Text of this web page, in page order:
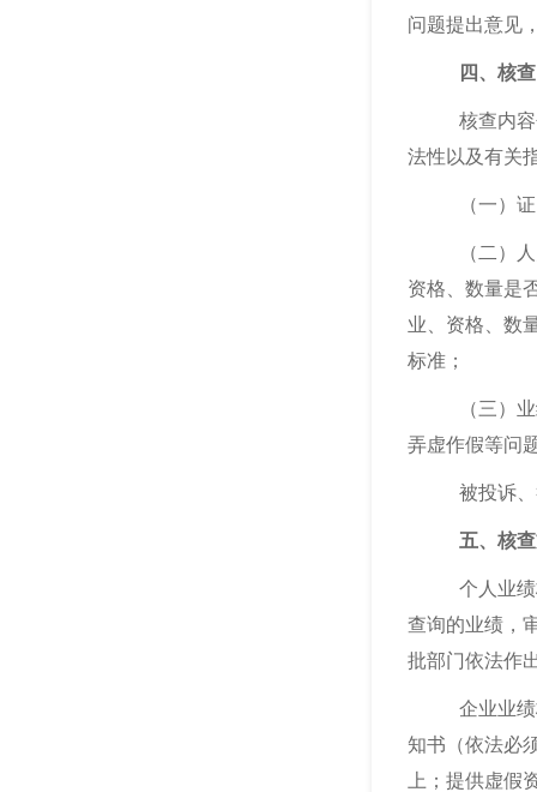
问题提出意见
四、核
核查内
法性以及有关
（一）
（二）
资格、数量是
业、资格、数
标准；
（三）
弄虚作假等问
被投诉
五、核
个人业
查询的业绩，
批部门依法作
企业业
知书（依法必
上；提供虚假